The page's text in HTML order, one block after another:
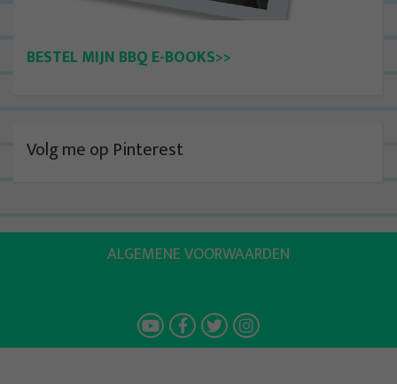
BESTEL MIJN BBQ E-BOOKS>>
Volg me op Pinterest
ALGEMENE VOORWAARDEN